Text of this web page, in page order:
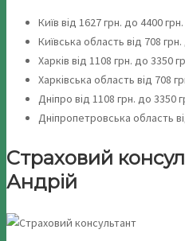
Київ від 1627 грн. до 4400 грн.
Київська область від 708
Харків від 1108 грн. до 3350
Харківська область від 708
Дніпро від 1108 грн. до 3350
Дніпропетровська область
Страховий
Андрій